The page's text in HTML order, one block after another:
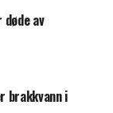
av
brakkvann i